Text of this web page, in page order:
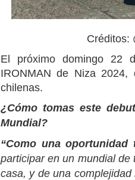
Créditos:
El próximo domingo 22
IRONMAN de Niza
chilenas.
¿Cómo tomas este
Mundial?
“Como una
participar en un mundial
casa, y de una